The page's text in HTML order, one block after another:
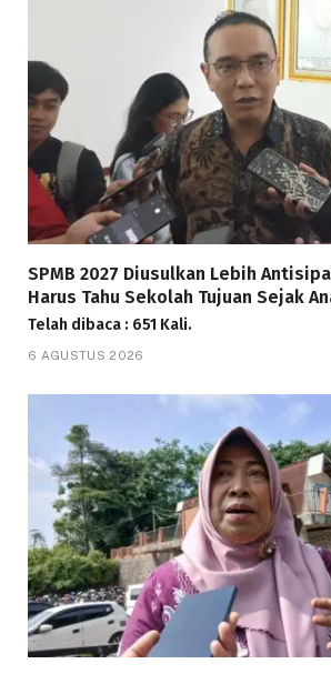
SPMB 2027 Diusulkan Lebih
Harus Tahu Sekolah Tujuan Sejak
Telah dibaca : 651 Kali.
6 AGUSTUS 2026